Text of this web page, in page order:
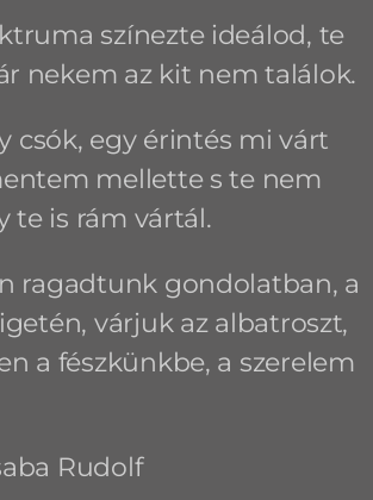
színezte ideálod, te
nekem az kit nem találok.
csók, egy érintés mi várt
mellette s te nem
te is rám vártál.
ragadtunk gondolatban, a
várjuk az albatroszt,
a fészkünkbe, a szerelem
Rudolf